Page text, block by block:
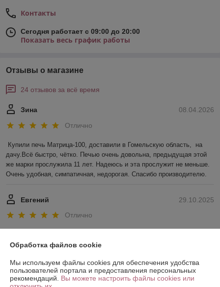
Контакты
Сегодня работает с 09:00 до 20:00
Показать весь график работы
Отзывы о магазине
24 отзывов за всё время
08.04.2026
Зина
Отлично
Купили печь Матрица-100, доставили в Гомельскую область,  на
дачу.Всё быстро, чётко. Печью очень довольна, предыдущая этой
же марки прослужила 11 лет. Надеюсь и эта прослужит не меньше.
Очень удобная, симпатичная, недорогая. Спасибо производителю.
29.10.2025
Евгений
Отлично
О нас
Обработка файлов cookie
Мы используем файлы cookies для обеспечения удобства
пользователей портала и предоставления персональных
рекомендаций. Вы можете настроить файлы cookies или